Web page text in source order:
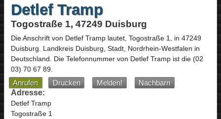
Detlef Tramp
Togostraße 1, 47249 Duisburg
Die Anschrift von Detlef Tramplautet, Togostraße 1, in 47249
Duisburg. Landkreis Duisburg, Stadt, Nordrhein-Westfalen in
Deutschland. Die Telefonnummer von Detlef Tramp ist die (02
03) 70 67 89.
Anrufen Drucken Melden!
Nachbarn
Adresse:
Detlef Tramp
Togostraße 1